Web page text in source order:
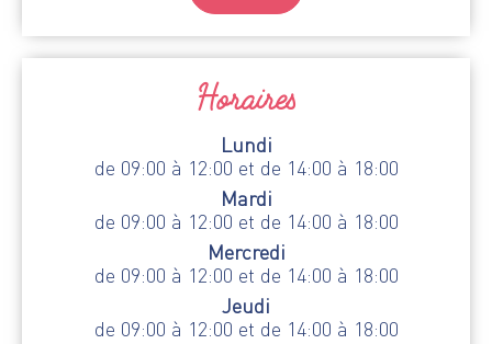
Horaires
Lundi
de 09:00 à 12:00 et de 14:00 à 18:00
Mardi
de 09:00 à 12:00 et de 14:00 à 18:00
Mercredi
de 09:00 à 12:00 et de 14:00 à 18:00
Jeudi
de 09:00 à 12:00 et de 14:00 à 18:00